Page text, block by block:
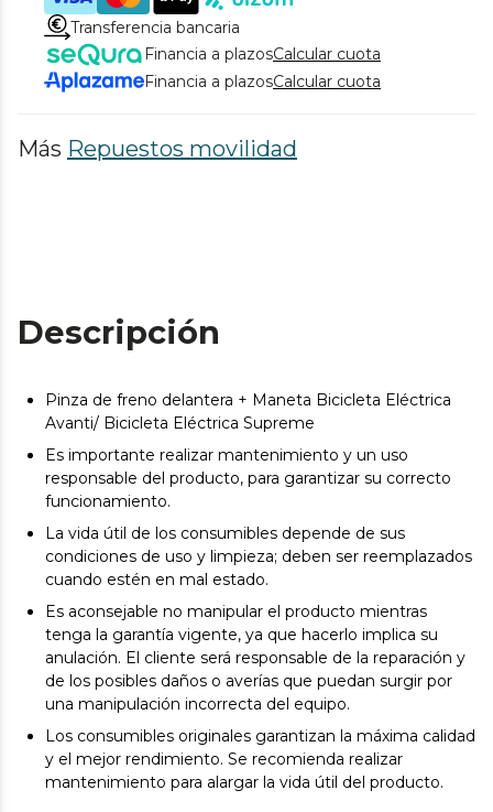
Transferencia bancaria
Financia a plazosCalcular cuota
Financia a plazosCalcular cuota
Más Repuestos movilidad
Descripción
Pinza de freno delantera + Maneta Bicicleta Eléctrica
Avanti/ Bicicleta Eléctrica Supreme
Es importante realizar mantenimiento y un uso
responsable del producto, para garantizar su correcto
funcionamiento.
La vida útil de los consumibles depende de sus
condiciones de uso y limpieza; deben ser reemplazados
cuando estén en mal estado.
Es aconsejable no manipular el producto mientras
tenga la garantía vigente, ya que hacerlo implica su
anulación. El cliente será responsable de la reparación y
de los posibles daños o averías que puedan surgir por
una manipulación incorrecta del equipo.
Los consumibles originales garantizan la máxima calidad
y el mejor rendimiento. Se recomienda realizar
mantenimiento para alargar la vida útil del producto.